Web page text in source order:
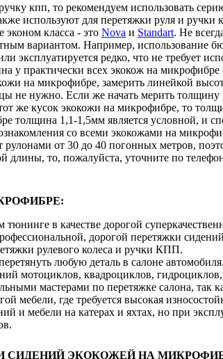
кпп, то рекомендуем использовать
используют для перетяжки руля и ручки
класса - это Nova и Standart. Не
вариантом. Например, использование
эксплуатируется редко, что не требует
у практически всех экокож на
на микрофибре, замерить линейкой
не нужно. Если же начать мерить
же кусок экокожи на микрофибре, то
толщина 1,1-1,5мм является условной, и
со всеми экокожами на
от 30 до 40 погонных метров,
длины, то, пожалуйста, уточните по
тюнинге в качестве дорогой
дорогой перетяжки
рулевого колеса и ручки КПП.
любую деталь в салоне автомобиля.
мотоциклов, квадроциклов,
мастерами по перетяжке салона, так
мебели, где требуется высокая
и мебели на катерах и яхтах, но при
СИДЕНИЙ ЭКОКОЖЕЙ НА